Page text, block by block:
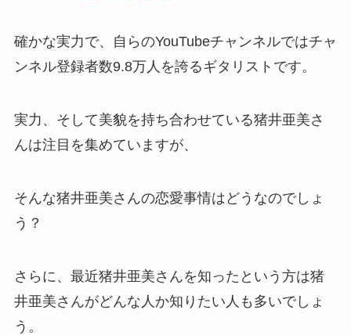
確かな実力で、自らのYouTubeチャンネルではチャ
ンネル登録者数9.8万人を誇るギタリストです。
実力、そして美貌を持ち合わせている猪井亜美さ
んは注目を集めていますが、
そんな猪井亜美さんの恋愛事情はどうなのでしょ
う？
さらに、最近猪井亜美さんを知ったという方は猪
井亜美さんがどんな人か知りたい人も多いでしょ
う。